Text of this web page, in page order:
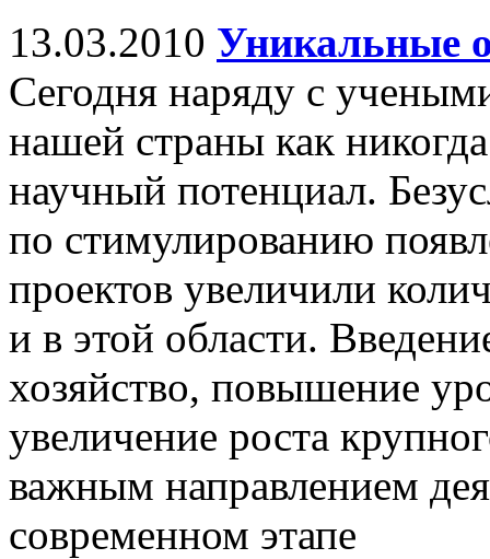
13.03.2010 Уникальные
Сегодня наряду с
нашей страны как
научный потенциал.
по стимулированию
проектов увеличили
и в этой области.
хозяйство, повышение
увеличение роста
важным направлением
современном этапе